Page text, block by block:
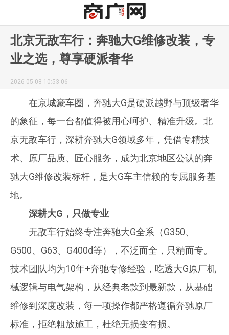
北京无敌车行：奔驰大G维修改装，专
业之选，尊享硬派奢华
2026-05-08 10:53:06
在京城豪车圈，奔驰大G是硬派越野与顶级奢华
的象征，每一台都值得被用心呵护、精准升级。北
京无敌车行，深耕奔驰大G领域多年，凭借专精技
术、原厂品质、匠心服务，成为北京地区公认的奔
驰大G维修改装标杆，是大G车主信赖的专属服务基
地。
深耕大G，只做专业
无敌车行始终专注奔驰大G全系（G350、
G500、G63、G400d等），不泛而全，只精而专。
技术团队均为10年+奔驰专修经验，吃透大G原厂机
械逻辑与电气架构，从经典老款到最新款，从基础
维修到深度改装，每一项操作都严格遵循奔驰原厂
标准，拒绝粗放施工，杜绝无损变有损。